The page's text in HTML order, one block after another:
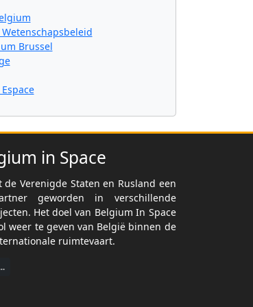
Wetenschapsbeleid
Brussel
in Space
de Verenigde Staten en Rusland een
geworden in verschillende
Het doel van Belgium In Space
weer te geven van België binnen de
ruimtevaart.